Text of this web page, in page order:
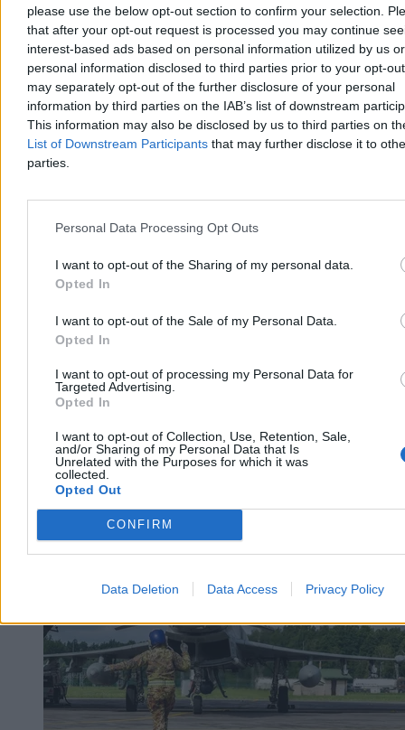
please use the below opt-out section to confirm your selection.
that after your opt-out request is processed you may continue
interest-based ads based on personal information utilized by us or
personal information disclosed to third parties prior to your opt-
may separately opt-out of the further disclosure of your personal
information by third parties on the IAB’s list of downstream
This information may also be disclosed by us to third parties on
List of Downstream Participants that may further disclose it to
parties.
Personal Data Processing Opt Outs
I want to opt-out of the Sharing of my personal data.
Opted In
I want to opt-out of the Sale of my Personal Data.
Opted In
I want to opt-out of processing my Personal Data for
Targeted Advertising.
Opted In
I want to opt-out of Collection, Use, Retention, Sale,
and/or Sharing of my Personal Data that Is
Unrelated with the Purposes for which it was
collected.
Opted Out
CONFIRM
Data Deletion Data Access Privacy Policy
Prawo i Sprawiedliwość proponuje deportacje Ukraińców
pozostających na terytorium Polski, ale nieposiadających legalnej
pracy, z drugiej strony strony Tomasz Siemoniak, koordynator służb
specjalnych, twierdzi, że polski rząd nie będzie odsyłał ich na front.
Zmieniają się unijne przepisy wobec Ukraińców objętych
mobilizacją, a Siły Zbrojne Ukrainy trzymają linię frontu zmagając
na tyłach z dezercją. Co z rezerwami Ukrainy na wojnie?
Michał Bruszewski
Reklama
Wojsko